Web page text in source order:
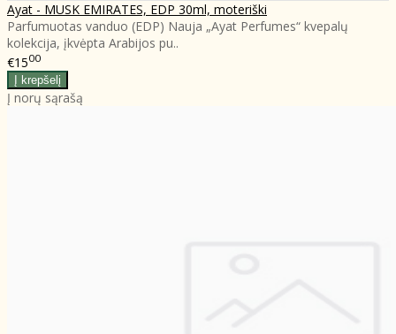
Ayat - MUSK EMIRATES, EDP 30ml, moteriški
Parfumuotas vanduo (EDP) Nauja „Ayat Perfumes“ kvepalų
kolekcija, įkvėpta Arabijos pu..
€1500
Į norų sąrašą